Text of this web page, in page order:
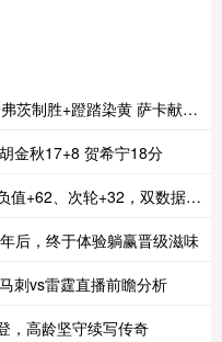
制胜+蹬踏染黄 萨卡献助攻
金秋17+8 贺希宁18分
次轮+32，双数据领跑骑士全队
后，终于体验躺赢晋级滋味
刺vs雷霆直播前瞻分析
，高龄坚守续写传奇